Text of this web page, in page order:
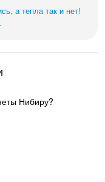
а тепла так и нет!
Нибиру?